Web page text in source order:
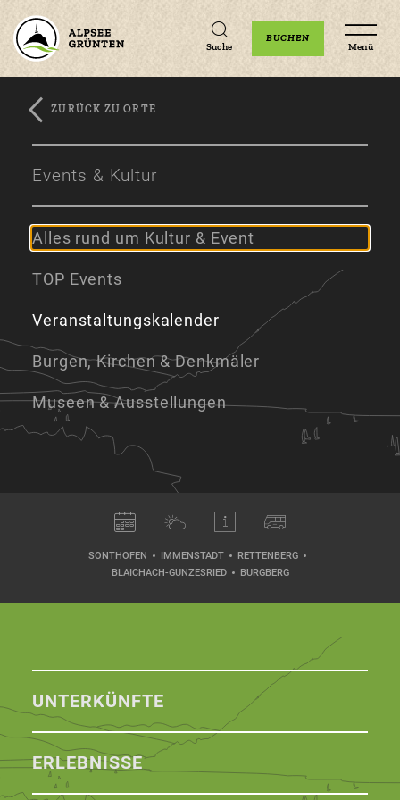
Zum
Zur
Zum
Suche
BUCHEN
Menü
ZURÜCK ZU ORTE
Events & Kultur
Alles rund um Kultur & Event
TOP Events
Veranstaltungskalender
Burgen, Kirchen & Denkmäler
Museen & Ausstellungen
SONTHOFEN IMMENSTADT
RETTENBERG
BLAICHACH-GUNZESRIED
BURGBERG
UNTERKÜNFTE
ERLEBNISSE
Unterkünfte Veranstaltungen